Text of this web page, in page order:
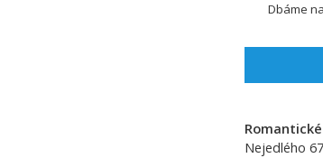
Dbáme
Nejedlého 67